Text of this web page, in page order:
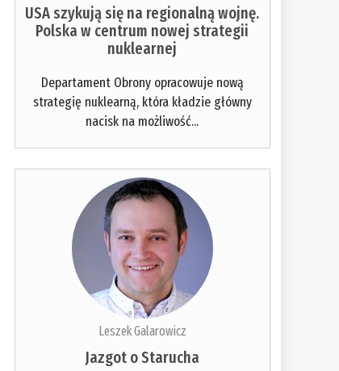
USA szykują się na regionalną wojnę.
Polska w centrum nowej strategii
nuklearnej
Departament Obrony opracowuje nową
strategię nuklearną, która kładzie główny
nacisk na możliwość...
Leszek Galarowicz
Jazgot o Starucha